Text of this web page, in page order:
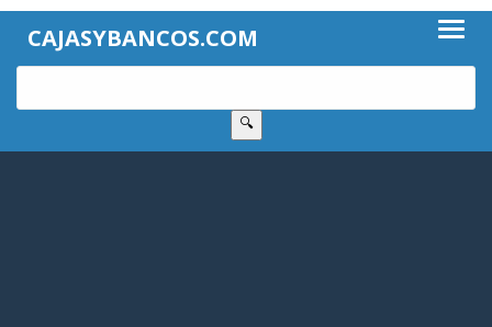
CAJASYBANCOS.COM
🔍